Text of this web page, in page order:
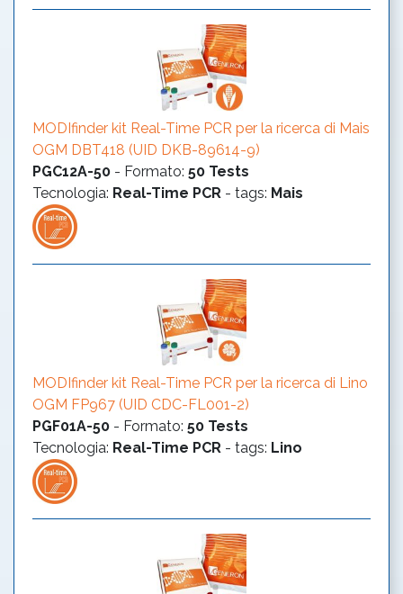
MODIfinder kit Real-Time PCR per la ricerca di Mais
OGM DBT418 (UID DKB-89614-9)
PGC12A-50 - Formato: 50 Tests
Tecnologia: Real-Time PCR - tags: Mais
MODIfinder kit Real-Time PCR per la ricerca di Lino
OGM FP967 (UID CDC-FL001-2)
PGF01A-50 - Formato: 50 Tests
Tecnologia: Real-Time PCR - tags: Lino